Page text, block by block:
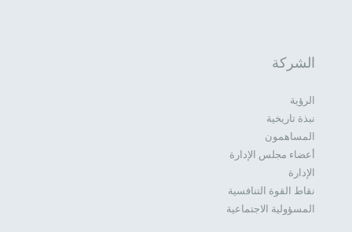
الشركة
الرؤية
نبذة تاريخية
المساهمون
أعضاء مجلس الإدارة
الإدارة
نقاط القوة التنافسية
المسؤولية الاجتماعية